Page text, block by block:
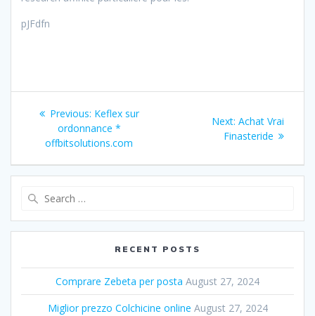
pJFdfn
Post
navigation
Previous: Previous
post:
Keflex sur
ordonnance *
offbitsolutions.com
Next: Next
post:
Achat Vrai
Finasteride
RECENT POSTS
Comprare Zebeta per posta August 27, 2024
Miglior prezzo Colchicine online August 27, 2024